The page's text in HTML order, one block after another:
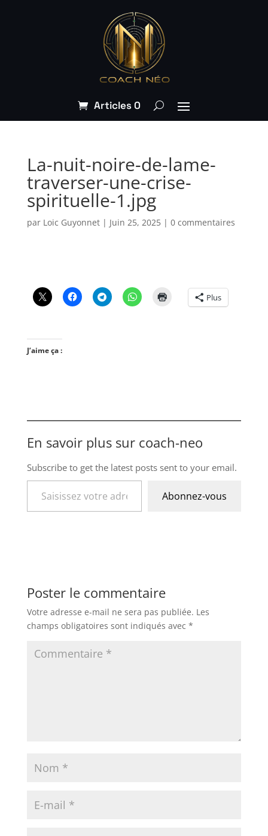
Articles 0
La-nuit-noire-de-lame-
traverser-une-crise-
spirituelle-1.jpg
par Loic Guyonnet| Juin 25, 2025| 0 commentaires
Plus
J’aime ça :
En savoir plus sur coach-neo
Subscribe to get the latest posts sent to your email.
Saisissez votre adresse e-mail…
Abonnez-vous
Poster le commentaire
Votre adresse e-mail ne sera pas publiée. Les
champs obligatoires sont indiqués avec *